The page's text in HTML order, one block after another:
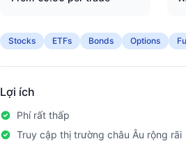
Stocks ETFs Bonds Options
Lợi ích
Phí rất thấp
Truy cập thị trường châu Âu rộng rãi